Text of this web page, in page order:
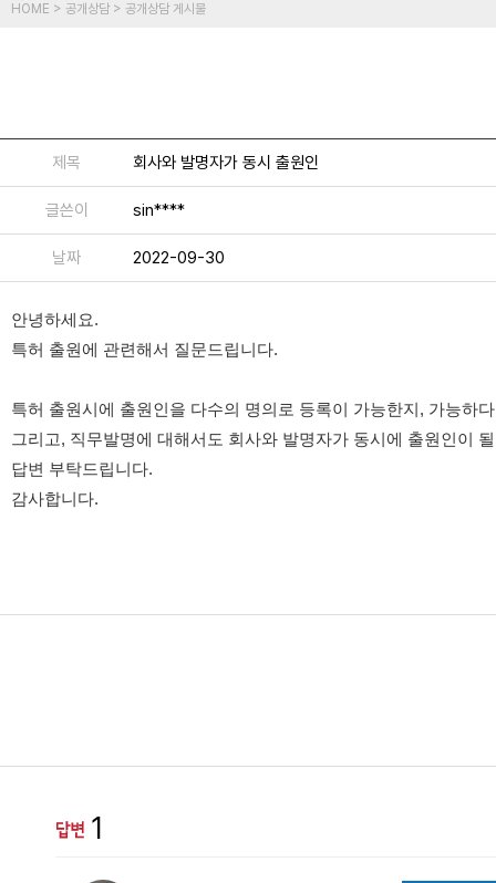
HOME > 공개상담 > 공개상담 게시물
제목 회사와 발명자가 동시 출원인
글쓴이 sin****
날짜 2022-09-30
안녕하세요.
특허 출원에 관련해서 질문드립니다.
특허 출원시에 출원인을 다수의 명의로 등록이 가능한지, 가능하
그리고, 직무발명에 대해서도 회사와 발명자가 동시에 출원인이
답변 부탁드립니다.
감사합니다.
1